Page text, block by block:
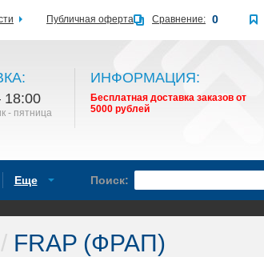
- пятница
ИНФОРМАЦИЯ:
Бесплатная доставка заказов от
5000 рублей
Еще Поиск:
/ FRAP (ФРАП)
Публичная оферта Сравнение: 0